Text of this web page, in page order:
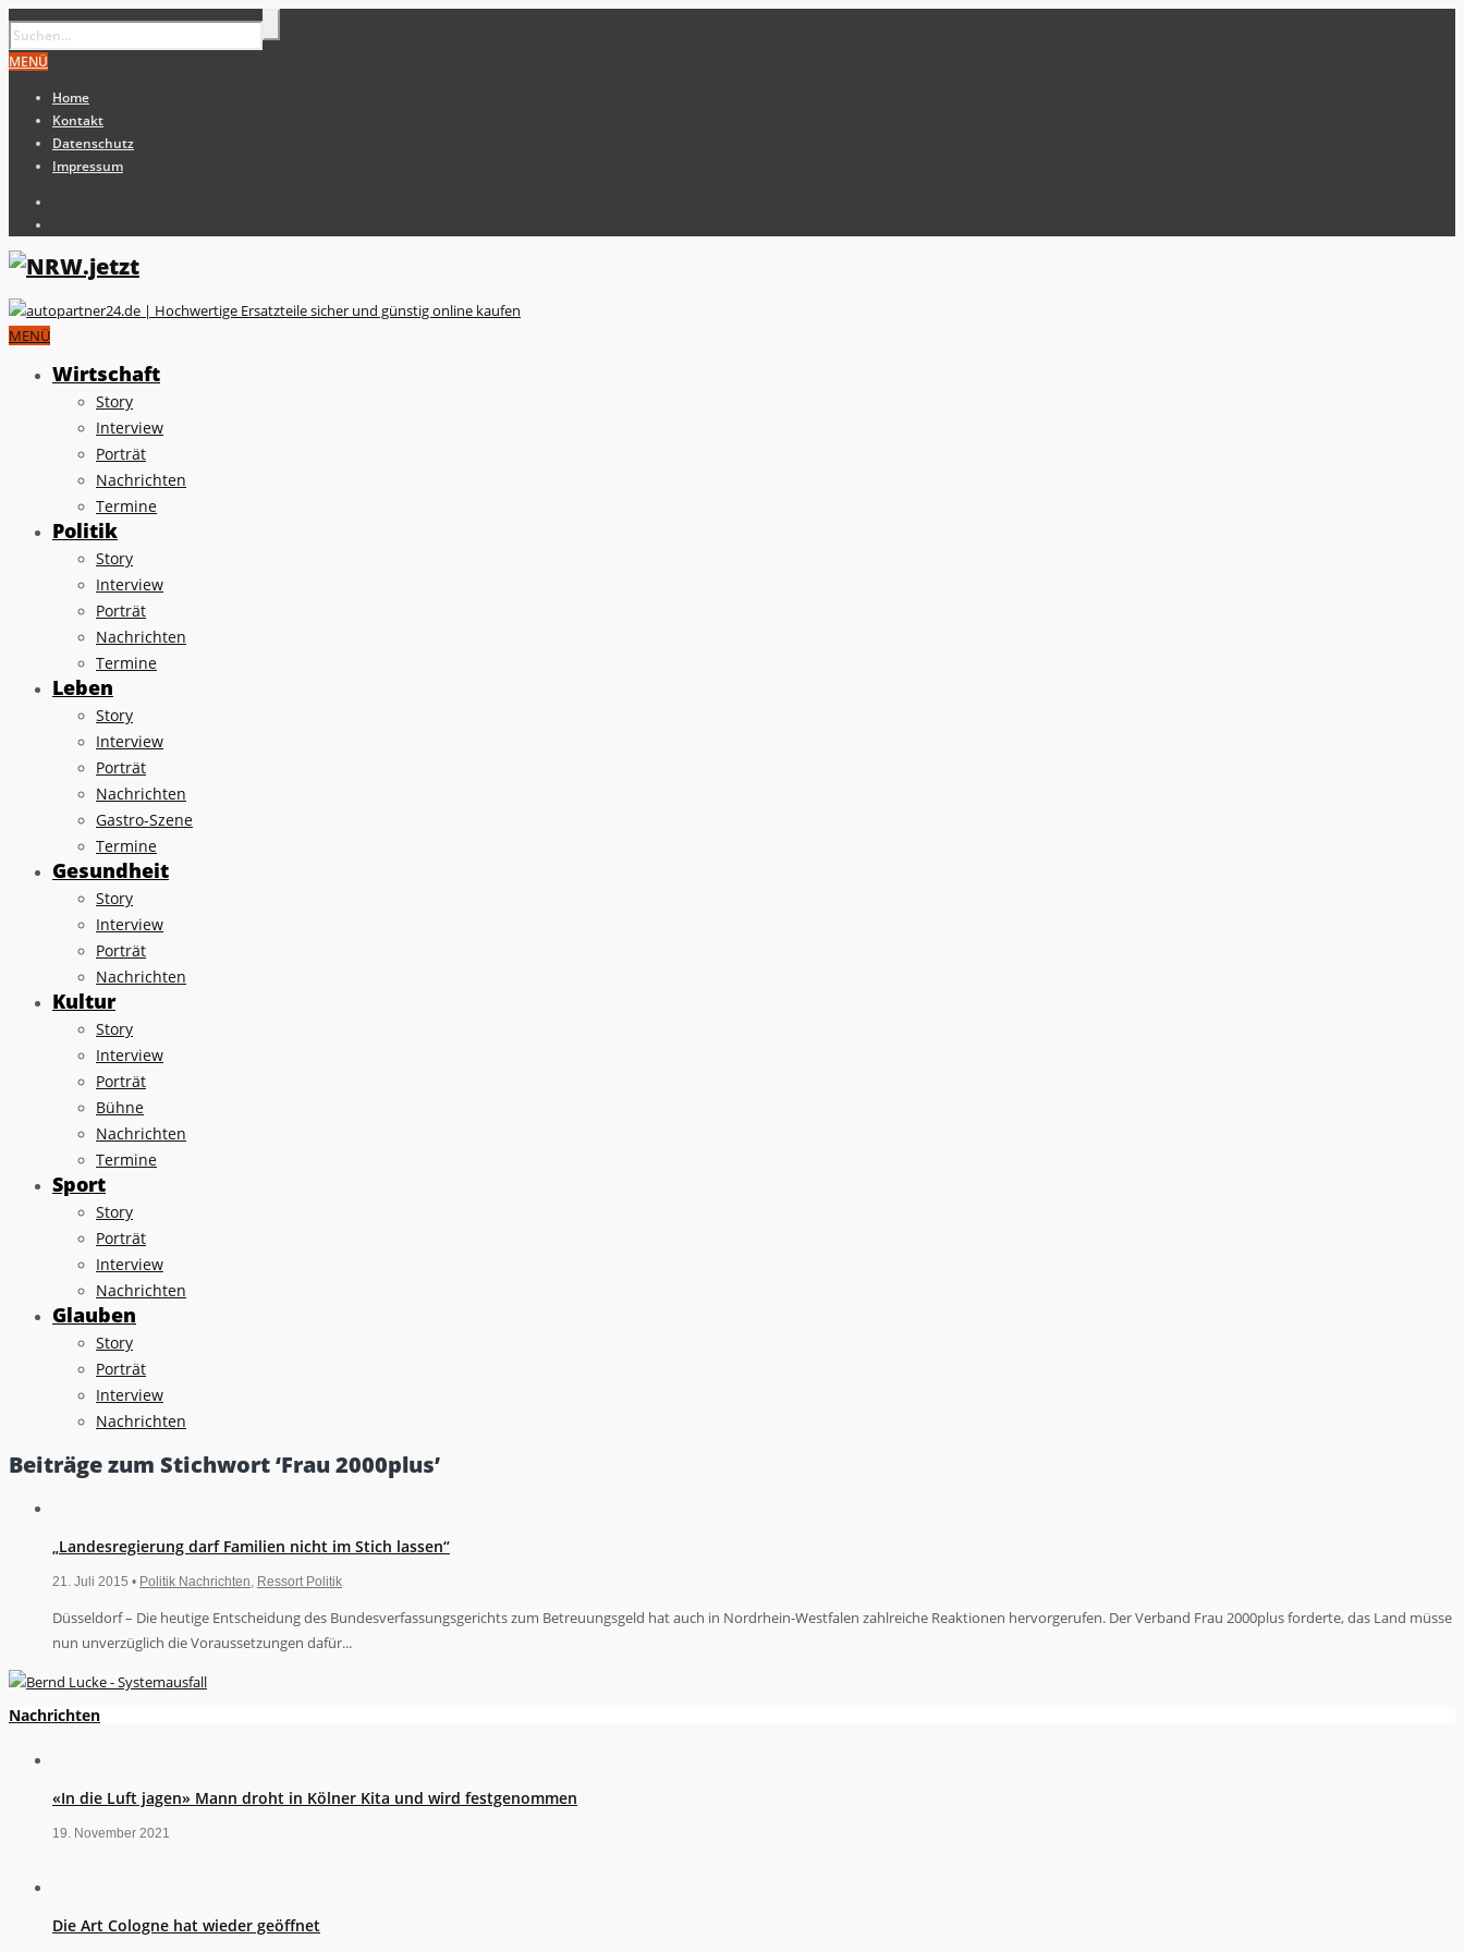
MENÜ
Home
Kontakt
Datenschutz
Impressum
MENÜ
Wirtschaft
Story
Interview
Porträt
Nachrichten
Termine
Politik
Story
Interview
Porträt
Nachrichten
Termine
Leben
Story
Interview
Porträt
Nachrichten
Gastro-Szene
Termine
Gesundheit
Story
Interview
Porträt
Nachrichten
Kultur
Story
Interview
Porträt
Bühne
Nachrichten
Termine
Sport
Story
Porträt
Interview
Nachrichten
Glauben
Story
Porträt
Interview
Nachrichten
Beiträge zum Stichwort ‘Frau 2000plus’
„Landesregierung darf Familien nicht im Stich lassen“
21. Juli 2015 • Politik Nachrichten Ressort Politik
Düsseldorf – Die heutige Entscheidung des Bundesverfassungsgerichts zum Betreuungsgeld hat auch in Nordrhein-Westfalen zahlreiche Reaktionen hervorgerufen. Der Verband Frau 2000plus forderte, das Land müsse
nun unverzüglich die Voraussetzungen dafür...
Nachrichten
«In die Luft jagen» Mann droht in Kölner Kita und wird festgenommen
19. November 2021
Die Art Cologne hat wieder geöffnet